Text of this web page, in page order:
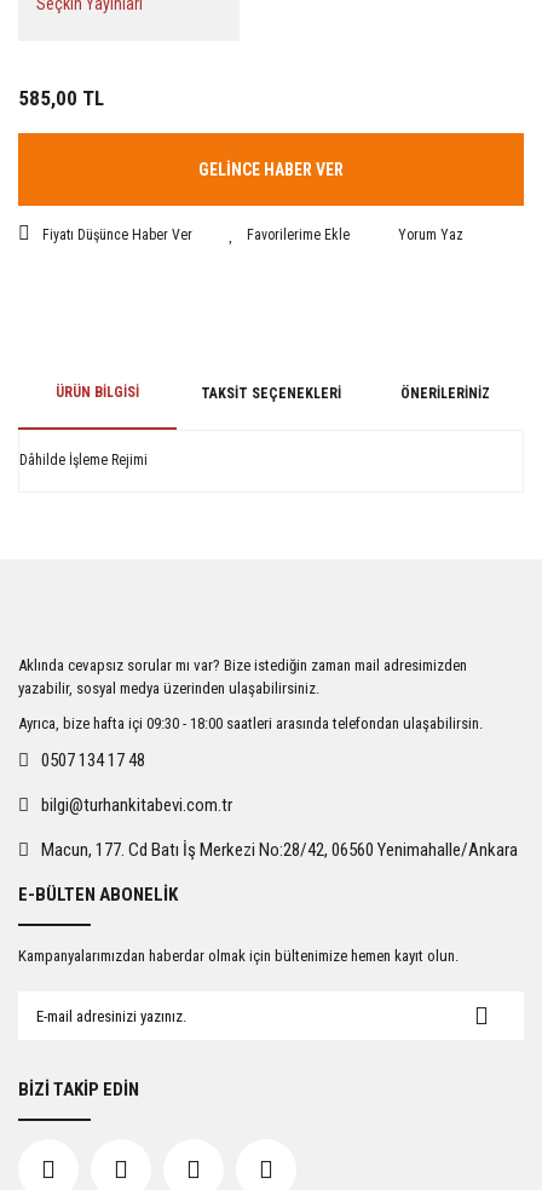
585,00 TL
GELİNCE HABER VER
Fiyatı Düşünce Haber Ver Yorum Yaz
ÜRÜN BILGISI TAKSIT SEÇENEKLERI ÖNERILERINIZ
Dâhilde İşleme Rejimi
Ürün açıklamasında eksik bilgiler bulunuyor.
Ürün bilgilerinde hatalar bulunuyor.
Ürün fiyatı diğer sitelerden daha pahalı.
Gönder
Aklında cevapsız sorular mı var? Bize istediğin zaman mail adresimizden
yazabilir, sosyal medya üzerinden ulaşabilirsiniz.
Ayrıca, bize hafta içi 09:30 - 18:00 saatleri arasında telefondan ulaşabilirsin.
0507 134 17 48
bilgi@turhankitabevi.com.tr
Macun, 177. Cd Batı İş Merkezi No:28/42, 06560 Yenimahalle/Ankara
E-BÜLTEN ABONELİK
Kampanyalarımızdan haberdar olmak için bültenimize hemen kayıt olun.
BİZİ TAKİP EDİN